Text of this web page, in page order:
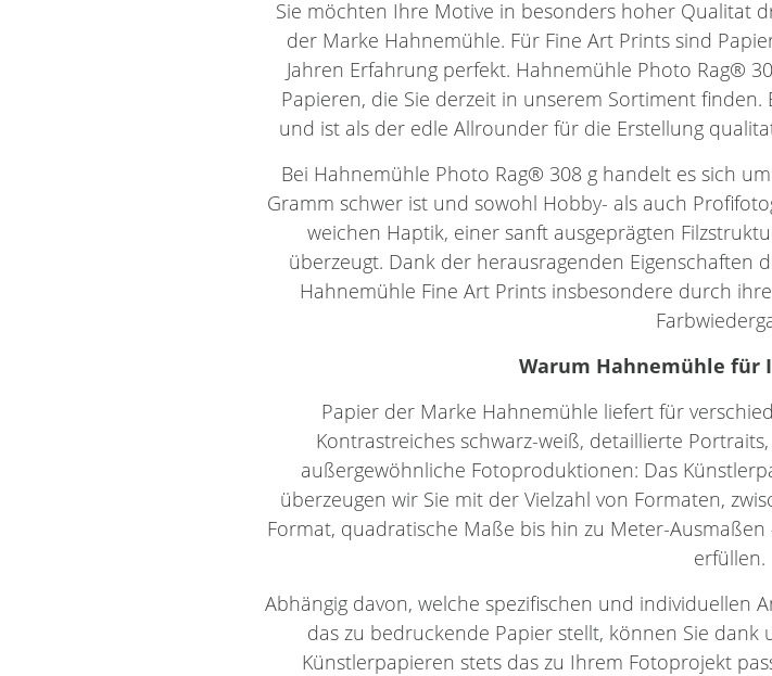
Sie möchten Ihre Motive in besonders hoher Qualitat
der Marke Hahnemühle. Für Fine Art Prints sind
Jahren Erfahrung perfekt. Hahnemühle Photo Rag®
Papieren, die Sie derzeit in unserem Sortiment
und ist als der edle Allrounder für die Erstellung
Bei Hahnemühle Photo Rag® 308 g handelt es sich
Gramm schwer ist und sowohl Hobby- als auch
weichen Haptik, einer sanft ausgeprägten
überzeugt. Dank der herausragenden Eigenschaften
Hahnemühle Fine Art Prints insbesondere durch
Warum Hahnemühle für
Papier der Marke Hahnemühle liefert für
Kontrastreiches schwarz-weiß, detaillierte
außergewöhnliche Fotoproduktionen: Das
überzeugen wir Sie mit der Vielzahl von Formaten,
Format, quadratische Maße bis hin zu Meter-
erfüllen.
Abhängig davon, welche spezifischen und individuellen
das zu bedruckende Papier stellt, können Sie
Künstlerpapieren stets das zu Ihrem Fotoprojekt